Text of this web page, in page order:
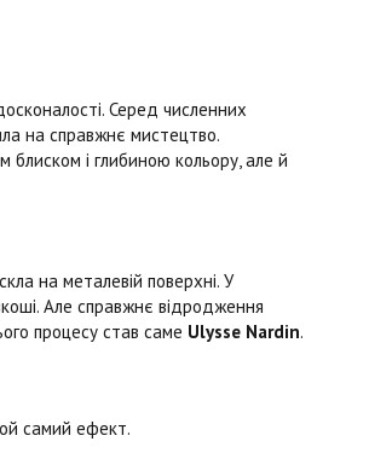
Серед численних
на справжнє мистецтво.
блиском і глибиною кольору, але й
на металевій поверхні. У
Але справжнє відродження
процесу став саме Ulysse Nardin.
самий ефект.